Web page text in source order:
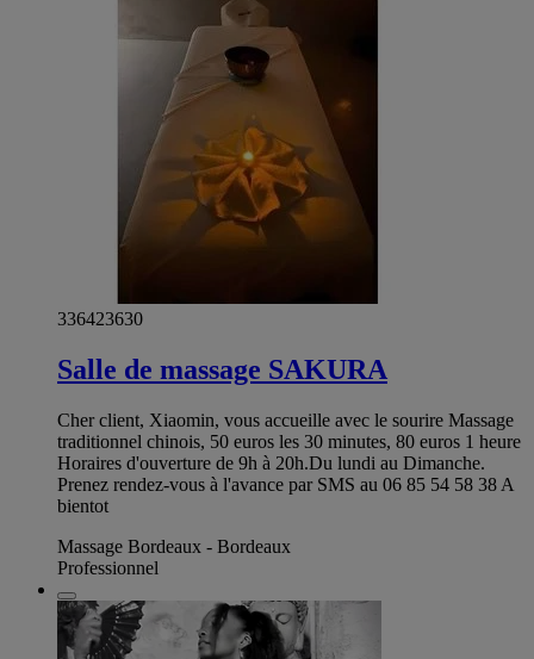
336423630
Salle de massage SAKURA
Cher client, Xiaomin, vous accueille avec le sourire Massage
traditionnel chinois, 50 euros les 30 minutes, 80 euros 1 heure
Horaires d'ouverture de 9h à 20h.Du lundi au Dimanche.
Prenez rendez-vous à l'avance par SMS au 06 85 54 58 38 A
bientot
Massage Bordeaux - Bordeaux
Professionnel